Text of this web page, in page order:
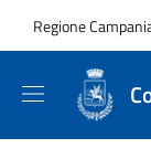
Regione